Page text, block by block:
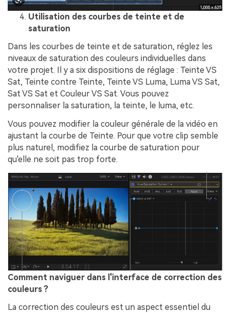
Utilisation des courbes de teinte et de
saturation
Dans les courbes de teinte et de saturation, réglez les
niveaux de saturation des couleurs individuelles dans
votre projet.󠀲󠀡󠀤󠀥󠀡󠀢󠀤󠀤󠀦󠀳󠀰 Il y a six dispositions de réglage : Teinte VS
Sat, Teinte contre Teinte, Teinte VS Luma, Luma VS Sat,
Sat VS Sat et Couleur VS Sat.󠀲󠀡󠀤󠀥󠀡󠀢󠀤󠀤󠀧󠀳󠀰 Vous pouvez
personnaliser la saturation, la teinte, le luma, etc.
Vous pouvez modifier la couleur générale de la vidéo en
ajustant la courbe de Teinte.󠀲󠀡󠀤󠀥󠀡󠀢󠀤󠀤󠀩󠀳󠀰 Pour que votre clip semble
plus naturel, modifiez la courbe de saturation pour
qu'elle ne soit pas trop forte.
Comment naviguer dans l'interface de correction des
couleurs ?
La correction des couleurs est un aspect essentiel du